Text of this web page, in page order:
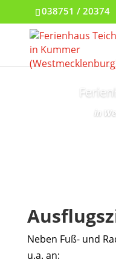
038751 / 20374
in
Neben Fuß-und
u.a. an: